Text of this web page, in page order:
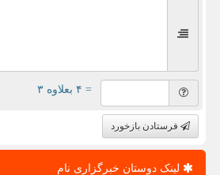
= ۴ بعلاوه ۳
فرستادن بازخورد
لینک دوستان خبرگزاری نام